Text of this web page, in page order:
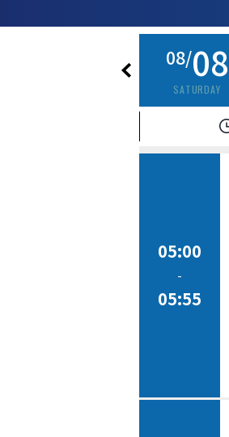
08/08
SATURDAY
05:00
-
05:55